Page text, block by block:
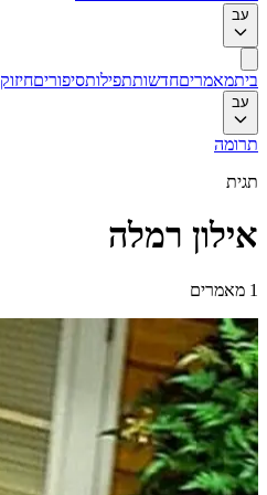
עב
ביתמאמריםחדשותתפילותסיפוריםחיזוק
עב
תרומה
תגית
אילון רמלה
1 מאמרים